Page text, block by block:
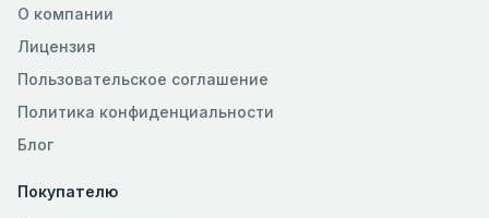
О компании
Лицензия
Пользовательское соглашение
Политика конфиденциальности
Блог
Покупателю